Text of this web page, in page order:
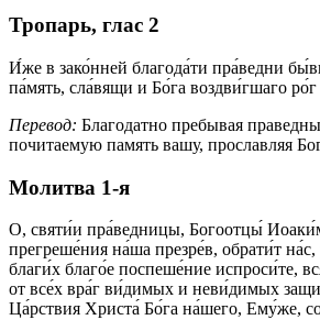
Тропарь, глас 2
И́же в зако́нней благода́ти пра́ведни
па́мять, сла́вящи и Бо́га воздви́гшаго
Перевод: Благодатно пребывая
почитаемую память вашу, прославляя
Молитва 1‑я
О, святи́и пра́ведницы, Богоотцы́
прегреше́ния на́ша презре́в, обрати́т
благи́х благо́е поспеше́ние испроси́те,
от все́х вра́г ви́димых и неви́димых
Ца́рствия Христа́ Бо́га на́шего, Ему́же,